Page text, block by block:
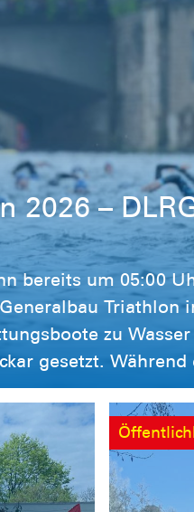
2026 –
bereits um 05:00
Triathlon
zu
Veranstaltung
Absicherung der
und
mussten
wurden von den
gebracht.